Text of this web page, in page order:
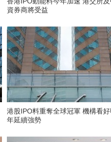
資券商將受益
港股IPO料重奪全球冠軍 機構看好
年延續強勢